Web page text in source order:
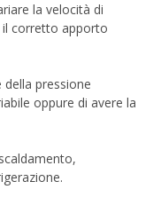
la velocità di
corretto apporto
pressione
oppure di avere la